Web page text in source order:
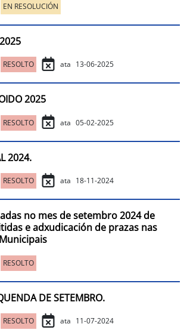
EN RESOLUCIÓN
RESOLTO ata 13-06-2025
2025
RESOLTO ata 05-02-2025
2024.
RESOLTO ata 18-11-2024
no mes de setembro 2024 de
e adxudicación de prazas nas
RESOLTO
DE SETEMBRO.
RESOLTO ata 11-07-2024